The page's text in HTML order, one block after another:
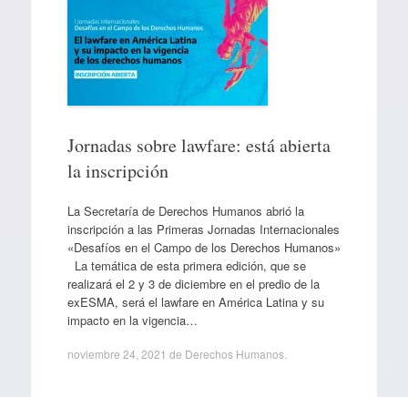
Jornadas sobre lawfare: está abierta
la inscripción
La Secretaría de Derechos Humanos abrió la
inscripción a las Primeras Jornadas Internacionales
«Desafíos en el Campo de los Derechos Humanos»
La temática de esta primera edición, que se
realizará el 2 y 3 de diciembre en el predio de la
exESMA, será el lawfare en América Latina y su
impacto en la vigencia…
noviembre 24, 2021 de Derechos Humanos.